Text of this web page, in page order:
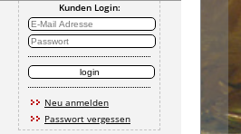
Kunden Login:
Neu anmelden
Passwort vergessen